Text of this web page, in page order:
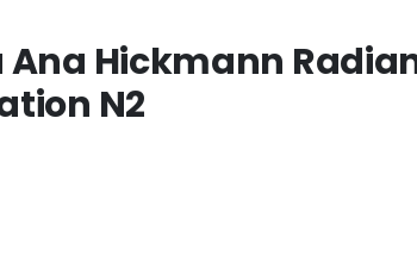
Ana Hickmann
N2